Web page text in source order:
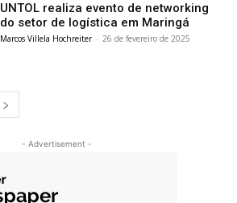
UNTOL realiza evento de networking
do setor de logística em Maringá
Marcos Villela Hochreiter - 26 de fevereiro de 2025
- Advertisement -